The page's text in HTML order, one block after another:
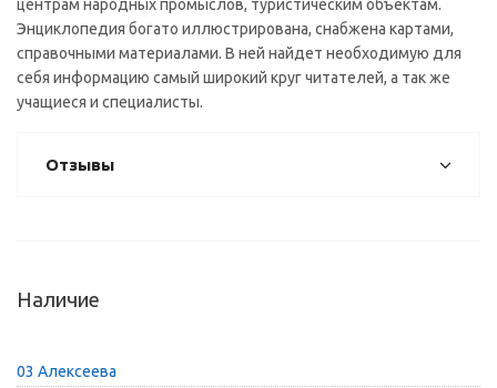
центрам народных промыслов, туристическим объектам.
Энциклопедия богато иллюстрирована, снабжена картами,
справочными материалами. В ней найдет необходимую для
себя информацию самый широкий круг читателей, а так же
учащиеся и специалисты.
Отзывы
Наличие
03 Алексеева